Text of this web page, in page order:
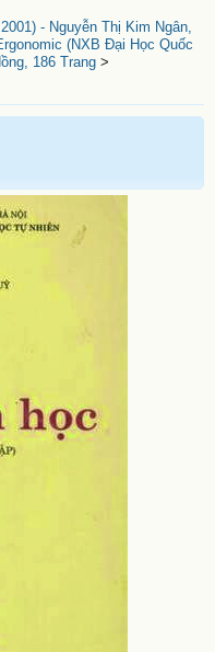
- Nguyễn Thị Kim Ngân,
(NXB Đại Học Quốc
186 Trang>